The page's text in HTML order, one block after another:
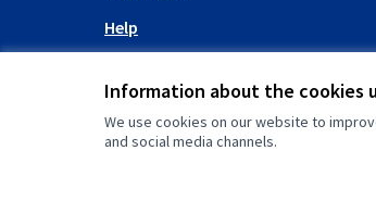
Information about the cookies
We use cookies on our website to
and social media channels.
Help